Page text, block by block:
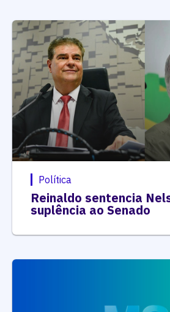
Política
Reinaldo sentencia
suplência ao Senado